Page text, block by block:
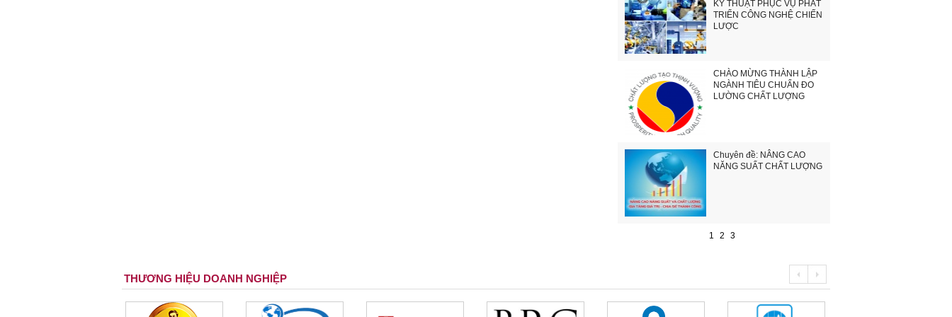
KỸ THUẬT PHỤC VỤ PHÁT
TRIỂN CÔNG NGHỆ CHIẾN
LƯỢC
CHÀO MỪNG THÀNH LẬP
NGÀNH TIÊU CHUẨN ĐO
LƯỜNG CHẤT LƯỢNG
Chuyên đề: NÂNG CAO
NĂNG SUẤT CHẤT LƯỢNG
1 2 3
THƯƠNG HIỆU DOANH NGHIỆP